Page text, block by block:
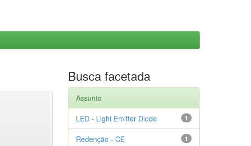
Busca facetada
Assunto
1
LED - Light Emitter Diode
1
Redenção - CE